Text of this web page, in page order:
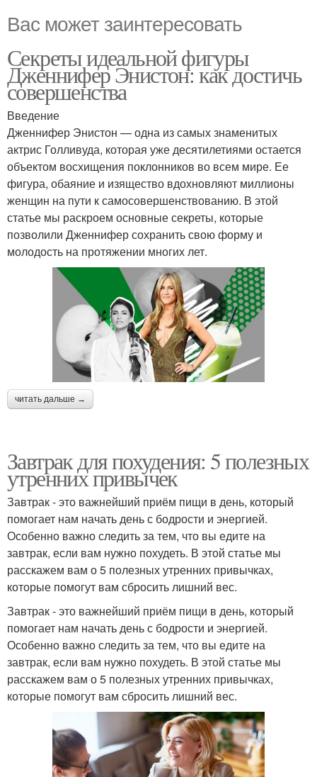
Вас может заинтересовать
Секреты идеальной фигуры
Дженнифер Энистон: как достичь
совершенства
Введение
Дженнифер Энистон — одна из самых знаменитых
актрис Голливуда, которая уже десятилетиями остается
объектом восхищения поклонников во всем мире. Ее
фигура, обаяние и изящество вдохновляют миллионы
женщин на пути к самосовершенствованию. В этой
статье мы раскроем основные секреты, которые
позволили Дженнифер сохранить свою форму и
молодость на протяжении многих лет.
читать дальше →
Завтрак для похудения: 5 полезных
утренних привычек
Завтрак - это важнейший приём пищи в день, который
помогает нам начать день с бодрости и энергией.
Особенно важно следить за тем, что вы едите на
завтрак, если вам нужно похудеть. В этой статье мы
расскажем вам о 5 полезных утренних привычках,
которые помогут вам сбросить лишний вес.
Завтрак - это важнейший приём пищи в день, который
помогает нам начать день с бодрости и энергией.
Особенно важно следить за тем, что вы едите на
завтрак, если вам нужно похудеть. В этой статье мы
расскажем вам о 5 полезных утренних привычках,
которые помогут вам сбросить лишний вес.